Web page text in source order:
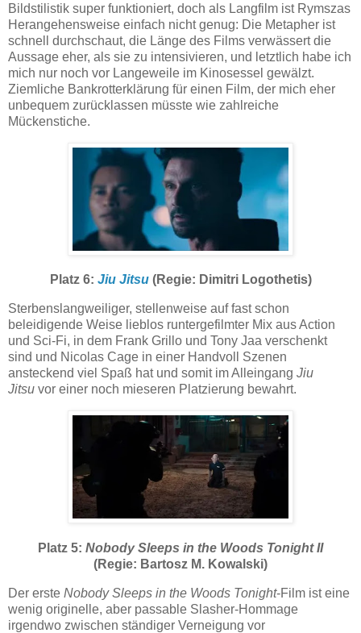
Bildstilistik super funktioniert, doch als Langfilm ist Rymszas
Herangehensweise einfach nicht genug: Die Metapher ist
schnell durchschaut, die Länge des Films verwässert die
Aussage eher, als sie zu intensivieren, und letztlich habe ich
mich nur noch vor Langeweile im Kinosessel gewälzt.
Ziemliche Bankrotterklärung für einen Film, der mich eher
unbequem zurücklassen müsste wie zahlreiche
Mückenstiche.
Platz 6: Jiu Jitsu(Regie: Dimitri Logothetis)
Sterbenslangweiliger, stellenweise auf fast schon
beleidigende Weise lieblos runtergefilmter Mix aus Action
und Sci-Fi, in dem Frank Grillo und Tony Jaa verschenkt
sind und Nicolas Cage in einer Handvoll Szenen
ansteckend viel Spaß hat und somit im Alleingang Jiu
Jitsu vor einer noch mieseren Platzierung bewahrt.
Platz 5: Nobody Sleeps in the Woods Tonight II
(Regie: Bartosz M. Kowalski)
Der erste Nobody Sleeps in the Woods Tonight-Film ist eine
wenig originelle, aber passable Slasher-Hommage
irgendwo zwischen ständiger Verneigung vor